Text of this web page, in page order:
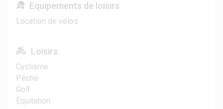
Equipements de loisirs
Location de vélos
Loisirs
Cyclisme
Pêche
Golf
Équitation